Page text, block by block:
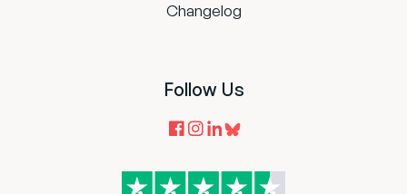
Changelog
Follow Us